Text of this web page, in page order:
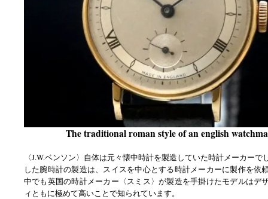
The traditional roman style of an english
〈J.W.ベンソン〉自体は元々懐中時計を製造していた時計メーカーで
した腕時計の製造は、スイスを中心とする時計メーカーに製作を依
中でも英国の時計メーカー〈スミス〉が製造を手掛けたモデルはデ
ィともに極めて高いことで知られています。